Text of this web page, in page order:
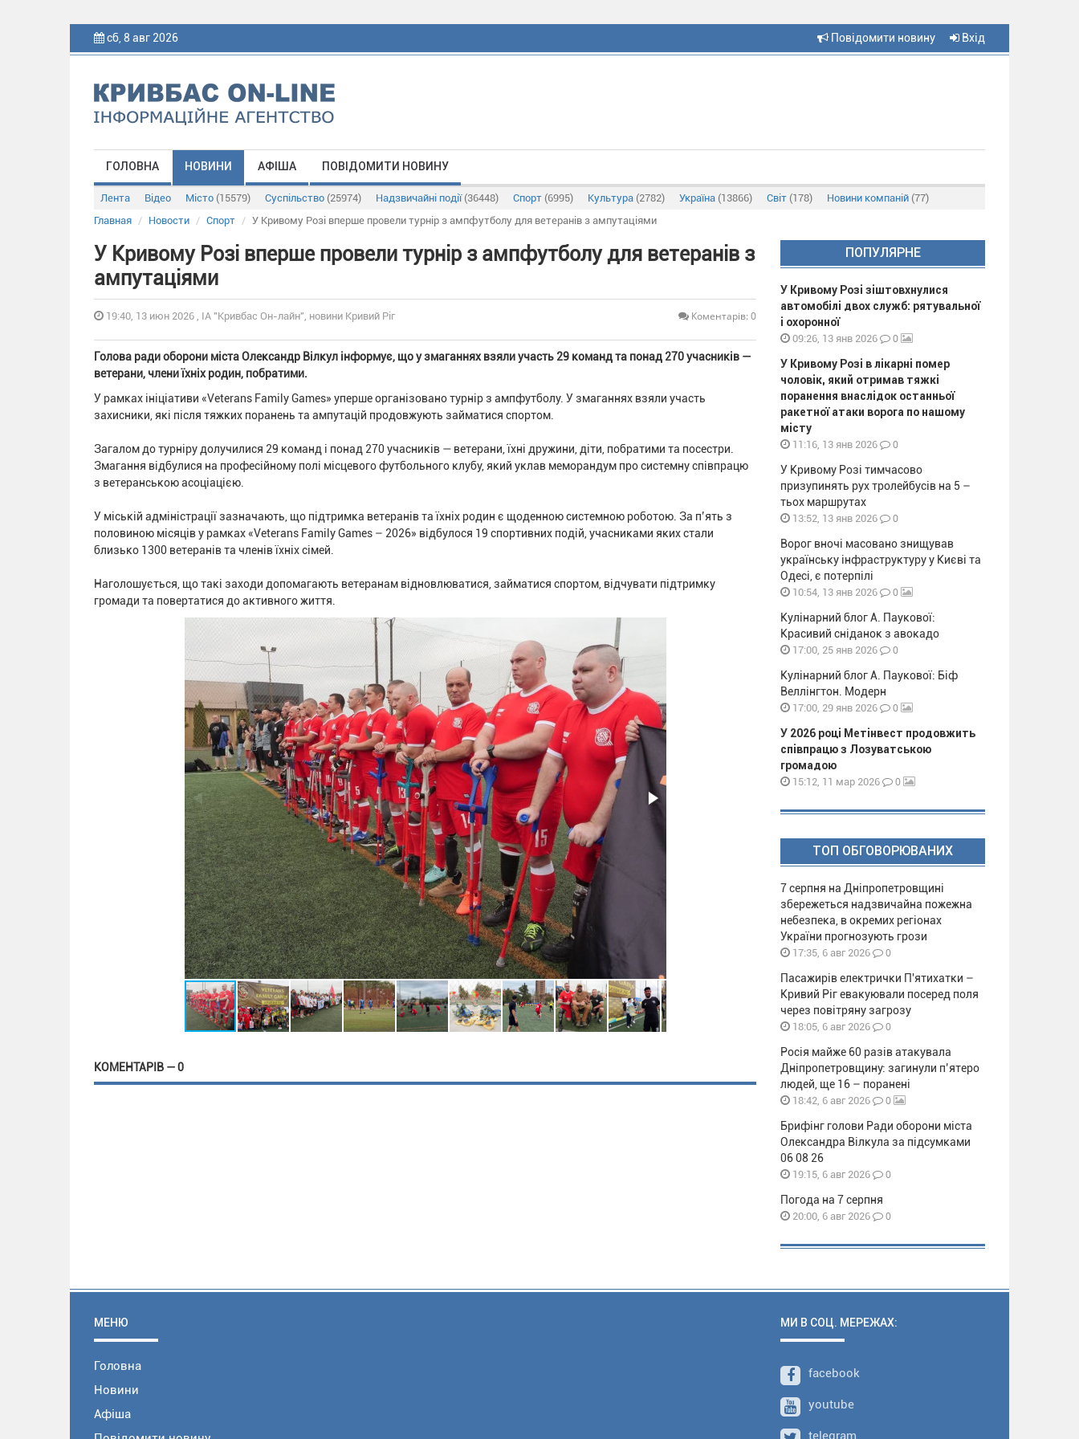
сб, 8 авг 2026 Повідомити новину Вхід
ГОЛОВНА НОВИНИ АФІША ПОВІДОМИТИ НОВИНУ
Лента Відео Місто (15579) Суспільство (25974) Надзвичайні події (36448) Спорт (6995) Культура (2782) Україна (13866) Світ (178) Новини компаній (77)
Главная
Новости Спорт У Кривому Розі вперше провели турнір з ампфутболу для ветеранів з ампутаціями
У Кривому Розі вперше провели турнір з ампфутболу для ветеранів з
ампутаціями
19:40, 13 июн 2026 , ІА "Кривбас Он-лайн", новини Кривий Ріг Коментарів: 0
Голова ради оборони міста Олександр Вілкул інформує, що у змаганнях взяли участь 29 команд та понад 270 учасників —
ветерани, члени їхніх родин, побратими.
У рамках ініціативи «Veterans Family Games» уперше організовано турнір з ампфутболу. У змаганнях взяли участь
захисники, які після тяжких поранень та ампутацій продовжують займатися спортом.
Загалом до турніру долучилися 29 команд і понад 270 учасників — ветерани, їхні дружини, діти, побратими та посестри.
Змагання відбулися на професійному полі місцевого футбольного клубу, який уклав меморандум про системну співпрацю
з ветеранською асоціацією.
У міській адміністрації зазначають, що підтримка ветеранів та їхніх родин є щоденною системною роботою. За п’ять з
половиною місяців у рамках «Veterans Family Games – 2026» відбулося 19 спортивних подій, учасниками яких стали
близько 1300 ветеранів та членів їхніх сімей.
Наголошується, що такі заходи допомагають ветеранам відновлюватися, займатися спортом, відчувати підтримку
громади та повертатися до активного життя.
КОМЕНТАРІВ — 0
ПОПУЛЯРНЕ
У Кривому Розі зіштовхнулися
автомобілі двох служб: рятувальної
і охоронної
09:26, 13 янв 2026 0
У Кривому Розі в лікарні помер
чоловік, який отримав тяжкі
поранення внаслідок останньої
ракетної атаки ворога по нашому
місту
11:16, 13 янв 2026 0
У Кривому Розі тимчасово
призупинять рух тролейбусів на 5 –
тьох маршрутах
13:52, 13 янв 2026 0
Ворог вночі масовано знищував
українську інфраструктуру у Києві та
Одесі, є потерпілі
10:54, 13 янв 2026 0
Кулінарний блог А. Паукової:
Красивий сніданок з авокадо
17:00, 25 янв 2026 0
Кулінарний блог А. Паукової: Біф
Веллінгтон. Модерн
17:00, 29 янв 2026 0
У 2026 році Метінвест продовжить
співпрацю з Лозуватською
громадою
15:12, 11 мар 2026 0
ТОП ОБГОВОРЮВАНИХ
7 серпня на Дніпропетровщині
збережеться надзвичайна пожежна
небезпека, в окремих регіонах
України прогнозують грози
17:35, 6 авг 2026 0
Пасажирів електрички П'ятихатки –
Кривий Ріг евакуювали посеред поля
через повітряну загрозу
18:05, 6 авг 2026 0
Росія майже 60 разів атакувала
Дніпропетровщину: загинули п’ятеро
людей, ще 16 – поранені
18:42, 6 авг 2026 0
Брифінг голови Ради оборони міста
Олександра Вілкула за підсумками
06 08 26
19:15, 6 авг 2026 0
Погода на 7 серпня
20:00, 6 авг 2026 0
МЕНЮ
Головна
Новини
Афіша
МИ В СОЦ. МЕРЕЖАХ:
facebook
youtube
telegram